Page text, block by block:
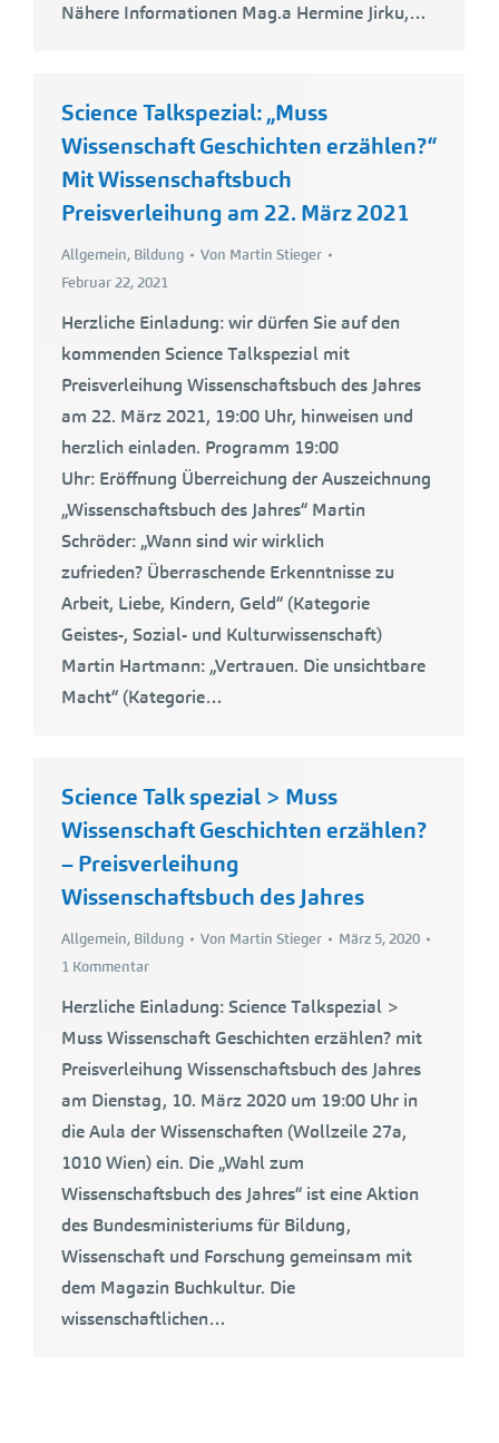
Nähere Informationen Mag.a Hermine Jirku,…
Science Talkspezial: „Muss
Wissenschaft Geschichten erzählen?“
Mit Wissenschaftsbuch
Preisverleihung am 22. März 2021
Allgemein, Bildung Von Martin Stieger
Februar 22, 2021
Herzliche Einladung: wir dürfen Sie auf den
kommenden Science Talkspezial mit
Preisverleihung Wissenschaftsbuch des Jahres
am 22. März 2021, 19:00 Uhr, hinweisen und
herzlich einladen. Programm 19:00
Uhr: Eröffnung Überreichung der Auszeichnung
„Wissenschaftsbuch des Jahres“ Martin
Schröder: „Wann sind wir wirklich
zufrieden? Überraschende Erkenntnisse zu
Arbeit, Liebe, Kindern, Geld“ (Kategorie
Geistes-, Sozial- und Kulturwissenschaft)
Martin Hartmann: „Vertrauen. Die unsichtbare
Macht“ (Kategorie…
Science Talk spezial > Muss
Wissenschaft Geschichten erzählen?
– Preisverleihung
Wissenschaftsbuch des Jahres
Allgemein, Bildung Von Martin Stieger
März 5, 2020
1 Kommentar
Herzliche Einladung: Science Talkspezial >
Muss Wissenschaft Geschichten erzählen? mit
Preisverleihung Wissenschaftsbuch des Jahres
am Dienstag, 10. März 2020 um 19:00 Uhr in
die Aula der Wissenschaften (Wollzeile 27a,
1010 Wien) ein. Die „Wahl zum
Wissenschaftsbuch des Jahres“ ist eine Aktion
des Bundesministeriums für Bildung,
Wissenschaft und Forschung gemeinsam mit
dem Magazin Buchkultur. Die
wissenschaftlichen…